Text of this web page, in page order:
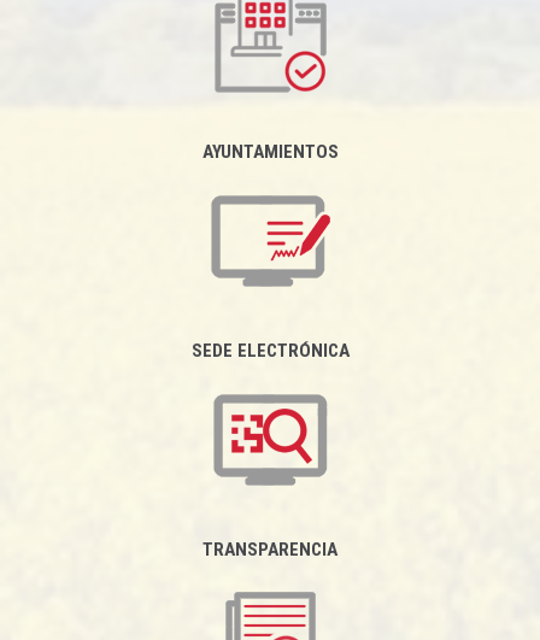
AYUNTAMIENTOS
SEDE ELECTRÓNICA
TRANSPARENCIA